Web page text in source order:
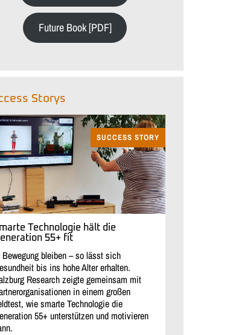
Future Book [PDF]
Storys
SUCCESS STORY
Technologie hält die
55+ fit
Bewegung bleiben – so lässt sich
bis ins hohe Alter erhalten.
Research zeigte gemeinsam mit
in einem großen
wie smarte Technologie die
55+ unterstützen und motivieren